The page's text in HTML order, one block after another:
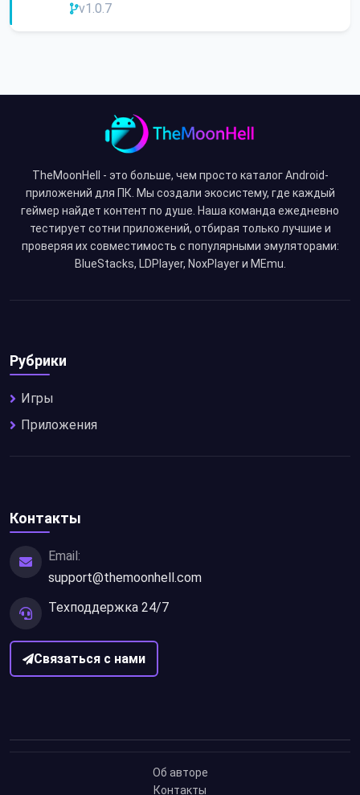
v1.0.7
TheMoonHell - это больше, чем просто каталог Android-
приложений для ПК. Мы создали экосистему, где каждый
геймер найдет контент по душе. Наша команда ежедневно
тестирует сотни приложений, отбирая только лучшие и
проверяя их совместимость с популярными эмуляторами:
BlueStacks, LDPlayer, NoxPlayer и MEmu.
Рубрики
Игры
Приложения
Контакты
Email:
support@themoonhell.com
Техподдержка 24/7
Связаться с нами
Об авторе
Контакты